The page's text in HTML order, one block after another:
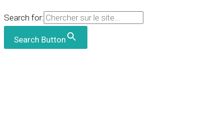
Search for:
Search Button